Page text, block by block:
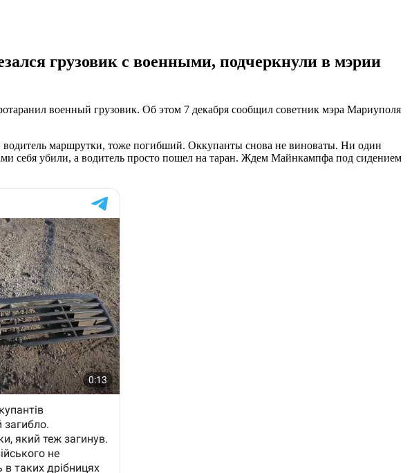
грузовик с военными, подчеркнули в мэрии
военный грузовик. Об этом 7 декабря сообщил советник мэра Мариуполя
маршрутки, тоже погибший. Оккупанты снова не виноваты. Ни один
себя убили, а водитель просто пошел на таран. Ждем Майнкампфа под сидением